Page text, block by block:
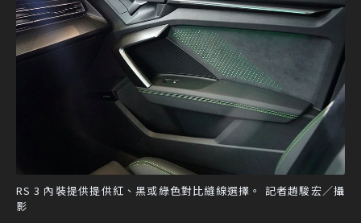
RS 3 內裝提供提供紅、黑或綠色對比縫線選擇。 記者趙駿宏／攝
影